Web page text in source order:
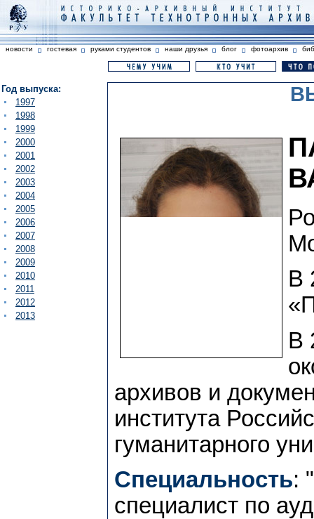
новости гостевая руками студентов наши друзья блог фотоархив
Год выпуска:
1997
1998
1999
2000
2001
2002
2003
2004
2005
2006
2007
2008
2009
2010
2011
2012
2013
В
В
архивов и
института
гуманитарного
Специальность:
специалист по